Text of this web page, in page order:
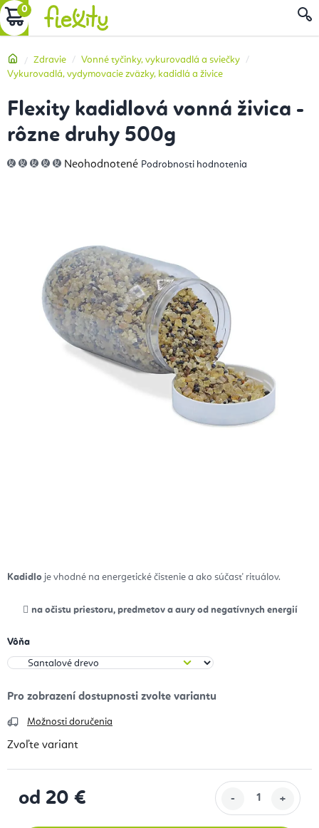
Prejsť
na
NÁKUPNÝ
Domov
Zdravie
Vonné tyčinky, vykurovadlá a sviečky
Vykurovadlá, vydymovacie zväzky, kadidlá a živice
Kadidlo je vhodné na energetické čistenie a ako súčasť rituálov.
na očistu priestoru, predmetov a aury od negatívnych energií
Vôňa
Možnosti doručenia
Zvoľte variant
od 20 €
Flexity kadidlová vonná živica -
rôzne druhy 500g
Priemerné
hodnotenie
Neohodnotené Podrobnosti hodnotenia